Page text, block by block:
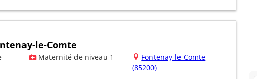
le-Comte
Maternité de niveau 1
Fontenay-le-Comte
(85200)